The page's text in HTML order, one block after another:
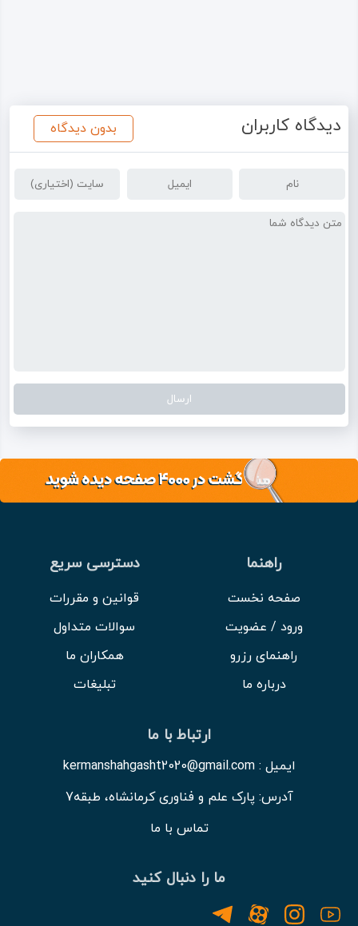
دیدگاه کاربران بدون دیدگاه
راهنما
صفحه نخست
ورود / عضویت
راهنمای رزرو
درباره ما
دسترسی سریع
قوانین و مقررات
سوالات متداول
همکاران ما
تبلیغات
ارتباط با ما
ایمیل : kermanshahgasht2020@gmail.com
آدرس: پارک علم و فناوری کرمانشاه، طبقه7
تماس با ما
ما را دنبال کنید